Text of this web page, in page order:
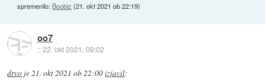
spremenilo: Boobiz (21. okt 2021 ob 22:19)
oo7
::22. okt 2021, 09:02
drvo je21. okt 2021 ob 22:00izjavil: